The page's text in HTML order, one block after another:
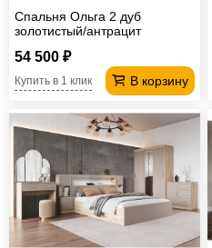
Спальня Ольга 2 дуб
золотистый/антрацит
54 500 ₽
В корзину
Купить в 1 клик